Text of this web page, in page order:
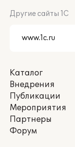
Другие сайты 1С
Каталог
Внедрения
Публикации
Мероприятия
Партнеры
Форум